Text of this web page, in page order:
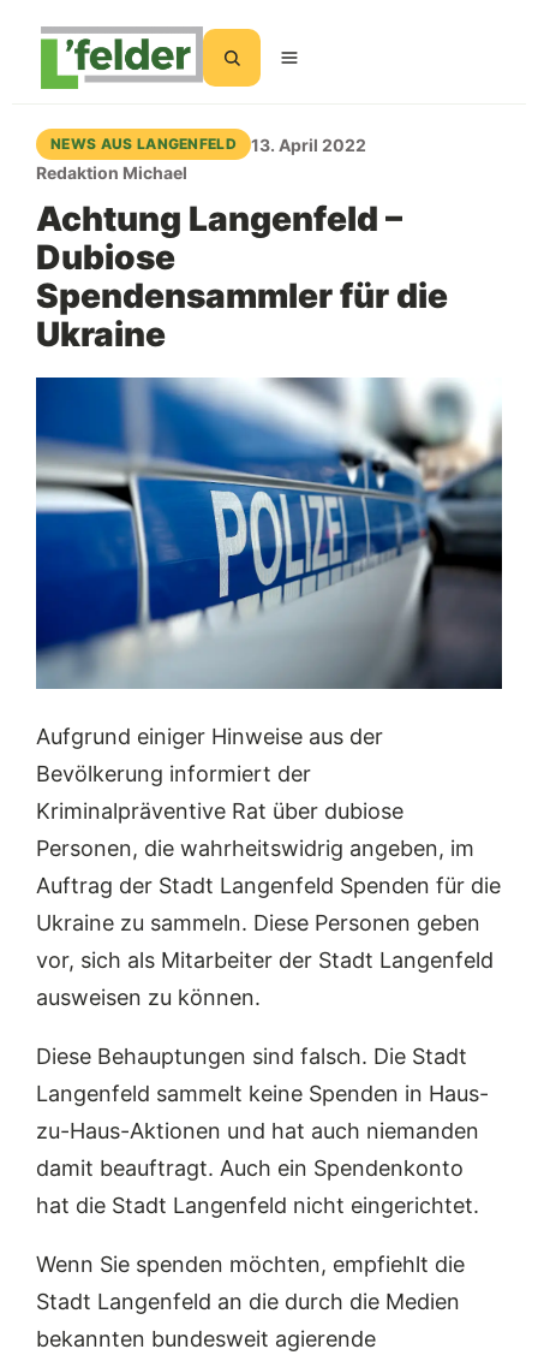
NEWS AUS LANGENFELD
13. April 2022
Redaktion Michael
Achtung Langenfeld –
Dubiose
Spendensammler für die
Ukraine
Aufgrund einiger Hinweise aus der
Bevölkerung informiert der
Kriminalpräventive Rat über dubiose
Personen, die wahrheitswidrig angeben, im
Auftrag der Stadt Langenfeld Spenden für die
Ukraine zu sammeln. Diese Personen geben
vor, sich als Mitarbeiter der Stadt Langenfeld
ausweisen zu können.
Diese Behauptungen sind falsch. Die Stadt
Langenfeld sammelt keine Spenden in Haus-
zu-Haus-Aktionen und hat auch niemanden
damit beauftragt. Auch ein Spendenkonto
hat die Stadt Langenfeld nicht eingerichtet.
Wenn Sie spenden möchten, empfiehlt die
Stadt Langenfeld an die durch die Medien
bekannten bundesweit agierende